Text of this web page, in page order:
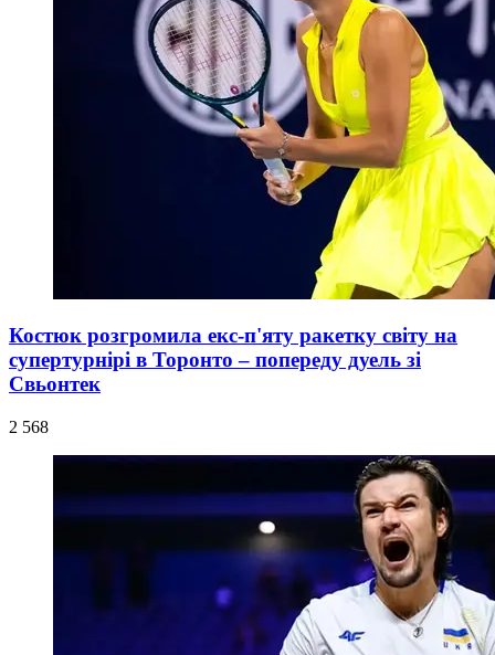
Костюк розгромила екс-п'яту ракетку світу на
супертурнірі в Торонто – попереду дуель зі
Свьонтек
2 568